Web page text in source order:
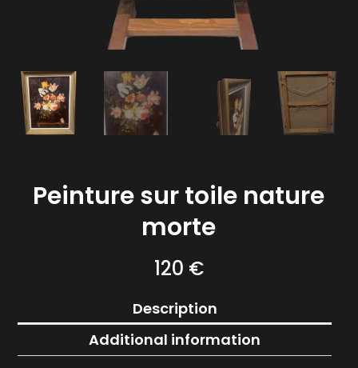
Peinture sur toile nature
morte
120 €
Description
Additional information